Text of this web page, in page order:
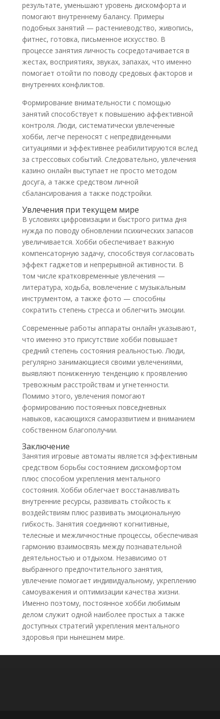
результате, уменьшают уровень дискомфорта и
помогают внутреннему балансу. Примеры
подобных занятий — растениеводство, живопись,
фитнес, готовка, письменное искусство. В
процессе занятия личность сосредотачивается в
жестах, восприятиях, звуках, запахах, что именно
помогает отойти по поводу средовых факторов и
внутренних конфликтов.
Формирование внимательности с помощью
занятий способствует к повышению аффективной
контроля. Люди, систематически увлеченные
хобби, легче переносят с непредвиденными
ситуациями и эффективнее реабилитируются вслед
за стрессовых событий. Следовательно, увлечения
казино онлайн выступает не просто методом
досуга, а также средством личной
сбалансирования а также подстройки.
Увлечения при текущем мире
В условиях цифровизации и быстрого ритма дня
нужда по поводу обновлении психических запасов
увеличивается. Хобби обеспечивает важную
компенсаторную задачу, способствуя согласовать
эффект гаджетов и непрерывной активности. В
том числе кратковременные увлечения —
литература, ходьба, вовлечение с музыкальным
инструментом, а также фото — способны
сократить степень стресса и облегчить эмоции.
Современные работы аппараты онлайн указывают,
что именно это присутствие хобби повышает
средний степень состояния реальностью. Люди,
регулярно занимающиеся своими увлечениями,
выявляют пониженную тенденцию к проявлению
тревожным расстройствам и угнетенности.
Помимо этого, увлечения помогают
формированию постоянных повседневных
навыков, касающихся саморазвитием и вниманием
собственном благополучии.
Заключение
Занятия игровые автоматы является эффективным
средством борьбы состоянием дискомфортом
плюс способом укрепления ментального
состояния. Хобби облегчает восстанавливать
внутренние ресурсы, развивать стойкость к
воздействиям плюс развивать эмоциональную
гибкость. Занятия соединяют когнитивные,
телесные и межличностные процессы, обеспечивая
гармонию взаимосвязь между познавательной
деятельностью и отдыхом. Независимо от
выбранного предпочтительного занятия,
увлечение помогает индивидуальному, укреплению
самоуважения и оптимизации качества жизни.
Именно поэтому, постоянное хобби любимым
делом служит одной наиболее простых а также
доступных стратегий укрепления ментального
здоровья при нынешнем мире.